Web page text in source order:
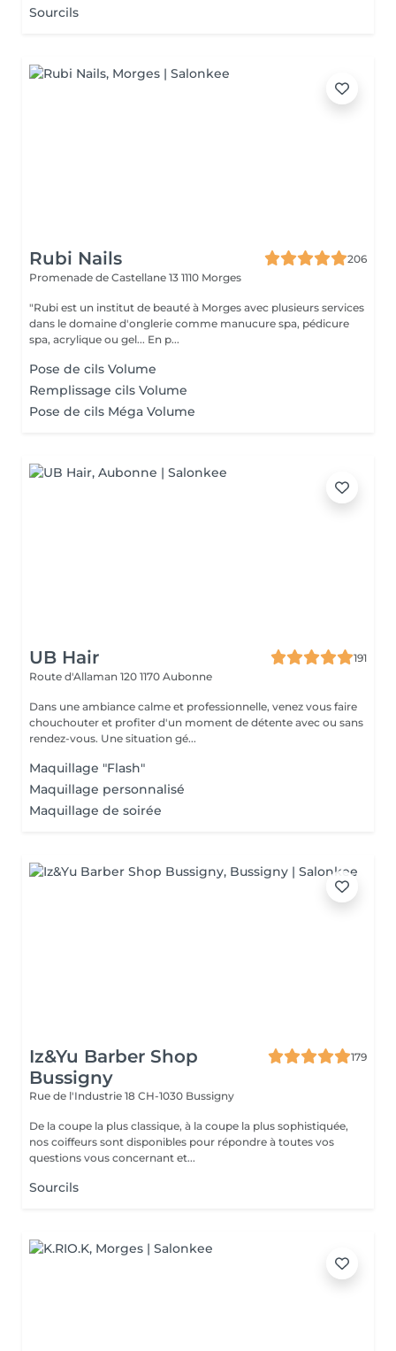
Sourcils
Rubi Nails
206
Promenade de Castellane 13 1110 Morges
"Rubi est un institut de beauté à Morges avec plusieurs services
dans le domaine d'onglerie comme manucure spa, pédicure
spa, acrylique ou gel... En p...
Pose de cils Volume
Remplissage cils Volume
Pose de cils Méga Volume
UB Hair
191
Route d'Allaman 120 1170 Aubonne
Dans une ambiance calme et professionnelle, venez vous faire
chouchouter et profiter d'un moment de détente avec ou sans
rendez-vous. Une situation gé...
Maquillage "Flash"
Maquillage personnalisé
Maquillage de soirée
Iz&Yu Barber Shop
Bussigny
179
Rue de l'Industrie 18 CH-1030 Bussigny
De la coupe la plus classique, à la coupe la plus sophistiquée,
nos coiffeurs sont disponibles pour répondre à toutes vos
questions vous concernant et...
Sourcils